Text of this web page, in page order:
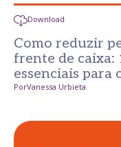
Download
Como reduzir
frente de caixa:
essenciais para
PorVanessa Urbieta